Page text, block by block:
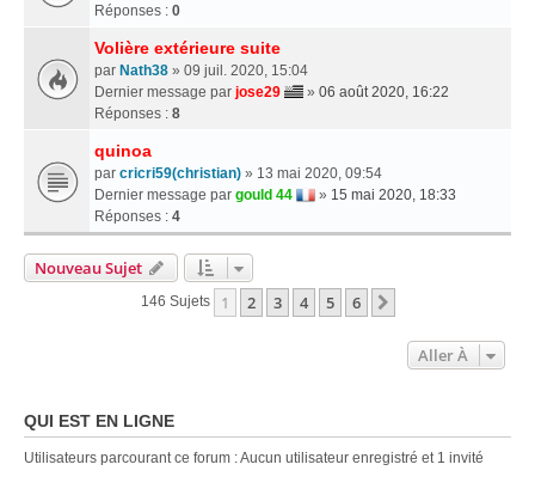
Réponses : 0
Volière extérieure suite
par Nath38 » 09 juil. 2020, 15:04
Dernier message par jose29 » 06 août 2020, 16:22
Réponses : 8
quinoa
par cricri59(christian) » 13 mai 2020, 09:54
Dernier message par gould 44 » 15 mai 2020, 18:33
Réponses : 4
Nouveau Sujet
146 Sujets 1 2 3 4 5 6
Aller À
QUI EST EN LIGNE
Utilisateurs parcourant ce forum : Aucun utilisateur enregistré et 1 invité